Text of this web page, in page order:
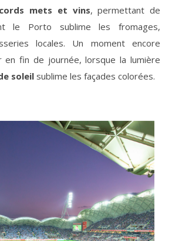
mets et vins, permettant de
le Porto sublime les fromages,
locales. Un moment encore
en fin de journée, lorsque la lumière
soleil sublime les façades colorées.